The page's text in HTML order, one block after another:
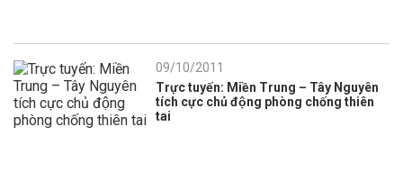
09/10/2011
Trực tuyến: Miền Trung – Tây Nguyên
tích cực chủ động phòng chống thiên
tai